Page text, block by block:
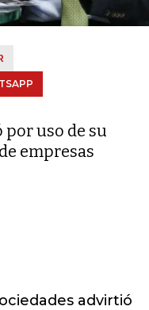
uso de su
empresas
advirtió